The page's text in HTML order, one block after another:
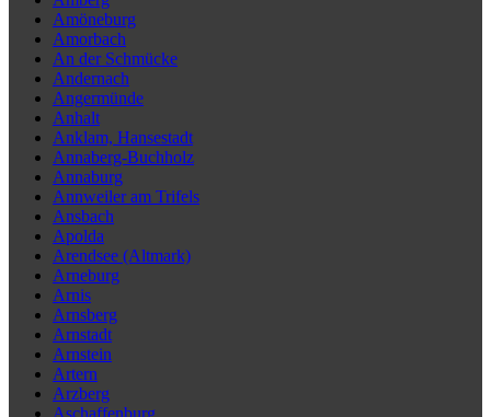
Amöneburg
Amorbach
An der Schmücke
Andernach
Angermünde
Anhalt
Anklam, Hansestadt
Annaberg-Buchholz
Annaburg
Annweiler am Trifels
Ansbach
Apolda
Arendsee (Altmark)
Arneburg
Arnis
Arnsberg
Arnstadt
Arnstein
Artern
Arzberg